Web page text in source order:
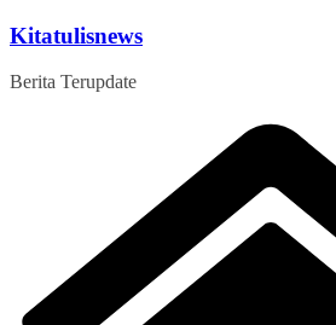
Skip
content
Kitatulisnews
Berita Terupdate